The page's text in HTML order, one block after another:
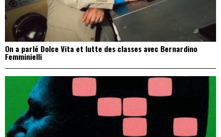
On a parlé Dolce Vita et lutte des classes avec Bernardino
Femminielli